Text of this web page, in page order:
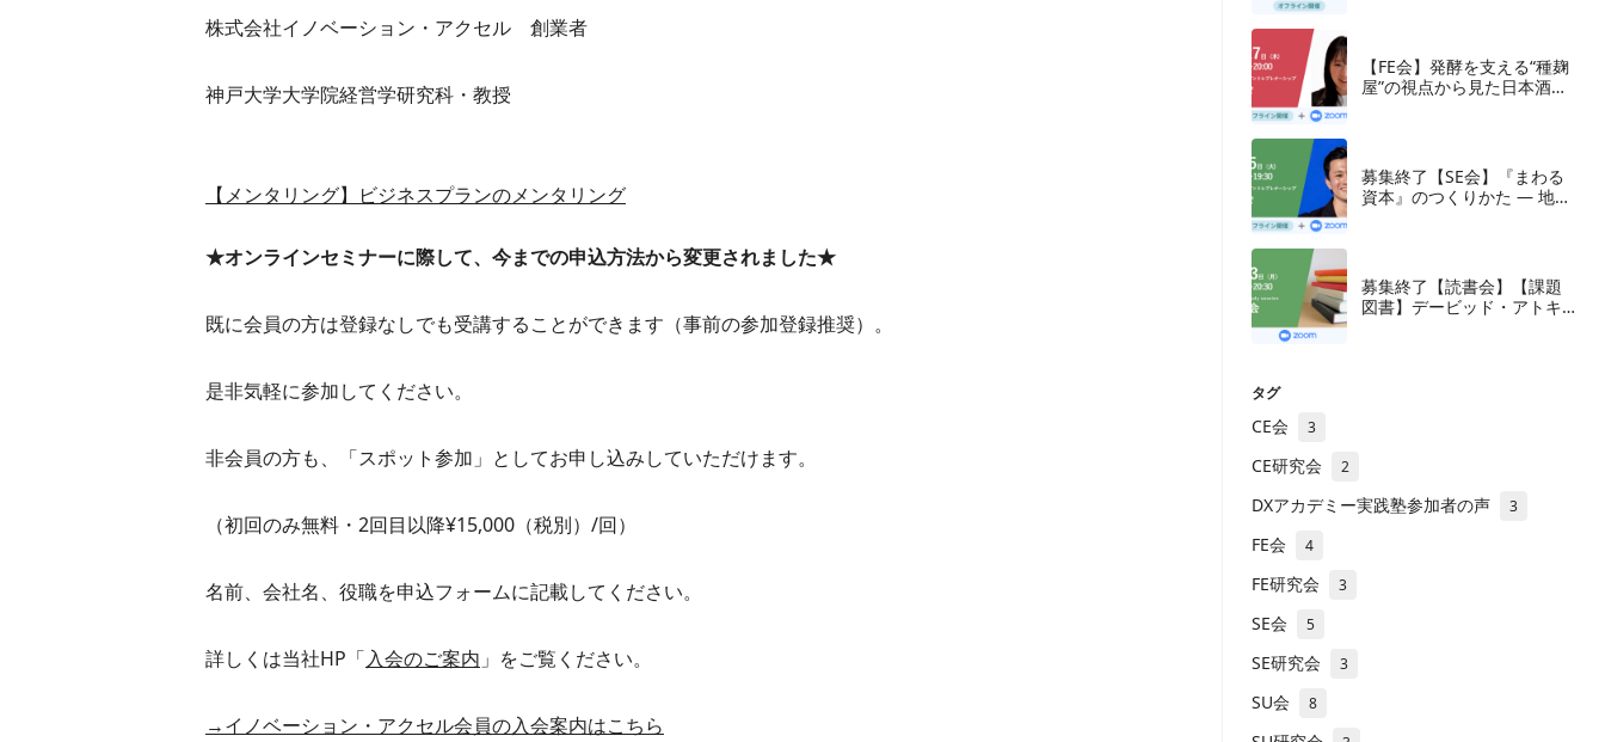
株式会社イノベーション・アクセル 創業者
神戸大学大学院経営学研究科・教授
【メンタリング】ビジネスプランのメンタリング
★オンラインセミナーに際して、今までの申込方法から変更されました★
既に会員の方は登録なしでも受講することができます（事前の参加登録推奨）。
是非気軽に参加してください。
非会員の方も、「スポット参加」としてお申し込みしていただけます。
（初回のみ無料・2回目以降¥15,000（税別）/回）
名前、会社名、役職を申込フォームに記載してください。
詳しくは当社HP「入会のご案内 」をご覧ください。
→イノベーション・アクセル会員の入会案内はこちら
【FE会】発酵を支える“種麹
屋”の視点から見た日本酒産
募集終了【SE会】『まわる
資本』のつくりかた — 地方
募集終了【読書会】【課題
図書】デービッド・アトキ
タグ
CE会 3
CE研究会 2
DXアカデミー実践塾参加者の声 3
FE会 4
FE研究会 3
SE会 5
SE研究会 3
SU会 8